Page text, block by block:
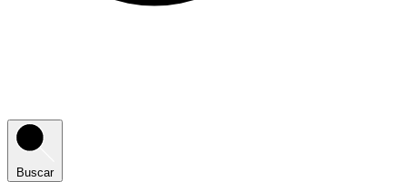
Buscar